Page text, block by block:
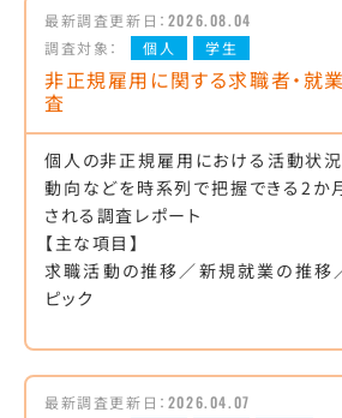
最新調査更新日： 2026.08.04
調査対象：
個人 学生
非正規雇用に関する求職者・就
査
個人の非正規雇用における活動状
動向などを時系列で把握できる2か
される調査レポート
【主な項目】
求職活動の推移／新規就業の推移
ピック
最新調査更新日： 2026.04.07